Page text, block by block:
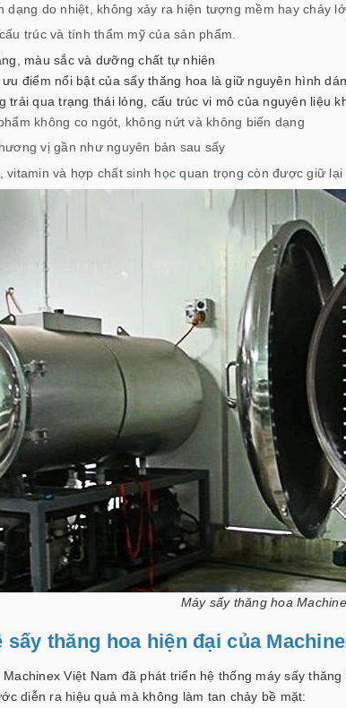
dạng do nhiệt, không xảy ra hiện tượng mềm hay chảy
trúc và tính thẩm mỹ của sản phẩm.
màu sắc và dưỡng chất tự nhiên
điểm nổi bật của sấy thăng hoa là giữ nguyên hình
trải qua trạng thái lỏng, cấu trúc vi mô của nguyên liệu
không co ngót, không nứt và không biến dạng
vị gần như nguyên bản sau sấy
vitamin và hợp chất sinh học quan trọng còn được giữ
Máy sấy thăng hoa
sấy thăng hoa hiện đại của
Việt Nam đã phát triển hệ thống máy sấy
diễn ra hiệu quả mà không làm tan chảy bề mặt: